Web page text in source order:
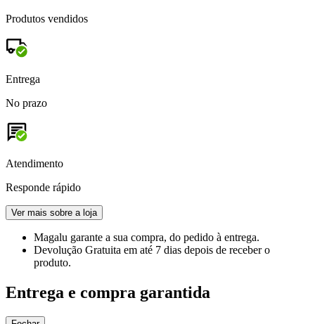
Produtos vendidos
Entrega
No prazo
Atendimento
Responde rápido
Ver mais sobre a loja
Magalu garante a sua compra, do pedido à entrega.
Devolução Gratuita em até 7 dias depois de receber o
produto.
Entrega e compra garantida